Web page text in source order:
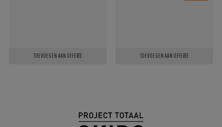
TOEVOEGEN AAN OFFERTE TOEVOEGEN AAN OFFERTE